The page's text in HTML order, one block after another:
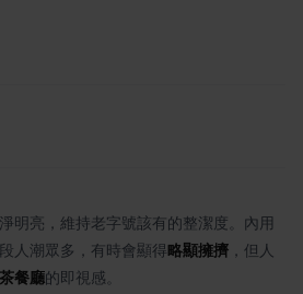
明亮，維持老字號該有的整潔度。內用
人潮眾多，有時會顯得略顯擁擠 ，但人
餐廳的即視感。